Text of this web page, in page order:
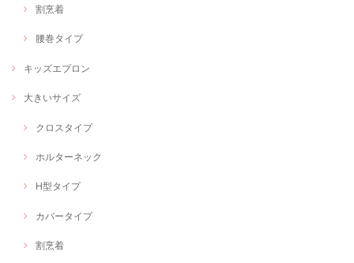
割烹着
腰巻タイプ
キッズエプロン
大きいサイズ
クロスタイプ
ホルターネック
H型タイプ
カバータイプ
割烹着